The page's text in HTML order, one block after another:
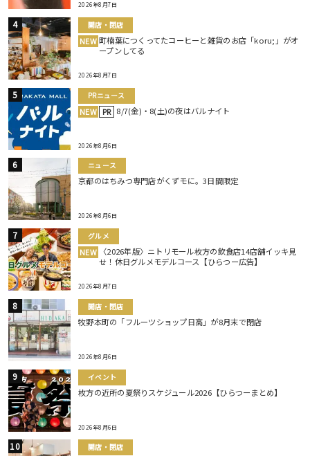
2026年8月7日
開店・閉店
NEW 町楠葉につくってたコーヒーと雑貨のお店「koru;」がオ
ープンしてる
2026年8月7日
PRニュース
NEW PR 8/7(金)・8(土)の夜はバルナイト
2026年8月6日
ニュース
京都のはちみつ専門店がくずモに。3日間限定
2026年8月6日
グルメ
NEW 〈2026年版〉ニトリモール枚方の飲食店14店舗イッキ見
せ！休日グルメモデルコース【ひらつー広告】
2026年8月7日
開店・閉店
牧野本町の「フルーツショップ日高」が8月末で閉店
2026年8月6日
イベント
枚方の近所の夏祭りスケジュール2026【ひらつーまとめ】
2026年8月6日
開店・閉店